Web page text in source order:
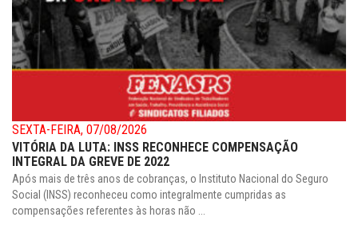
SEXTA-FEIRA, 07/08/2026
VITÓRIA DA LUTA: INSS RECONHECE COMPENSAÇÃO
INTEGRAL DA GREVE DE 2022
Após mais de três anos de cobranças, o Instituto Nacional do Seguro
Social (INSS) reconheceu como integralmente cumpridas as
compensações referentes às horas não ...